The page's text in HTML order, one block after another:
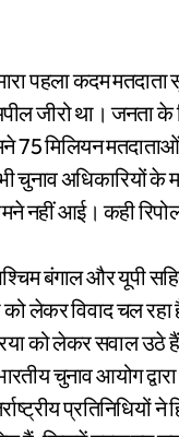
पहला कदम
जीरो था। जनता
मिलियन मतदाताओं
अधिकारियों के
नहीं आई। कही रिपोल
बंगाल और यूपी
लेकर विवाद चल
को लेकर सवाल
चुनाव आयोग
प्रतिनिधियों